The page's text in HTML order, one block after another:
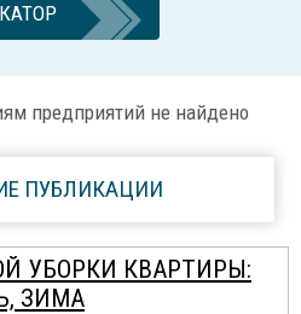
предприятий не найдено
ПУБЛИКАЦИИ
УБОРКИ КВАРТИРЫ:
ЗИМА